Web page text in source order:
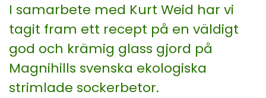
I samarbete med Kurt Weid har vi
tagit fram ett recept på en väldigt
god och krämig glass gjord på
Magnihills svenska ekologiska
strimlade sockerbetor.